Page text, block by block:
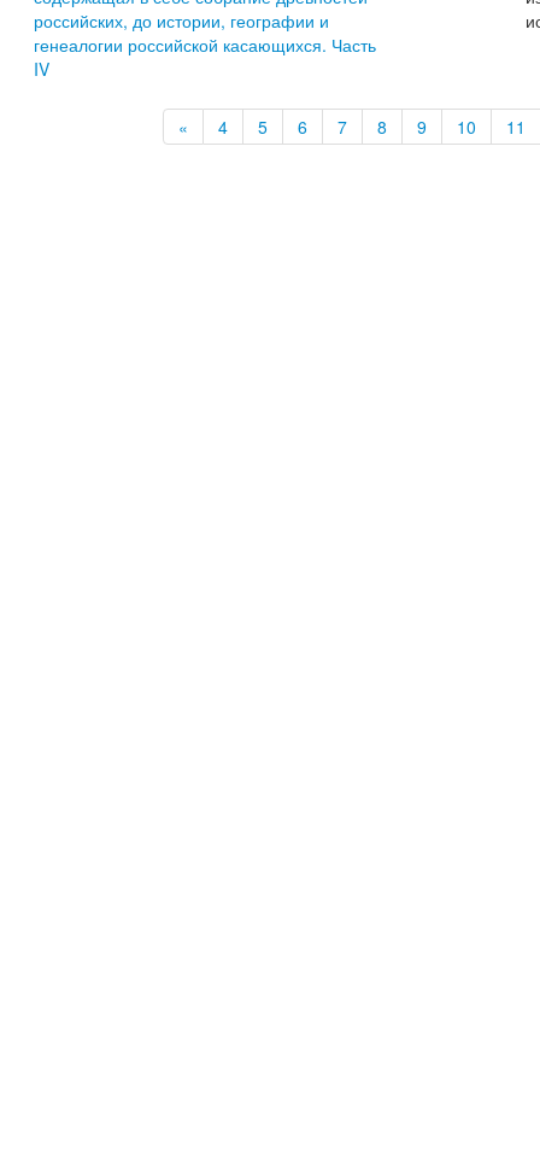
российских, до истории, географии и
генеалогии российской касающихся. Часть
IV
« 4 5 6 7 8 9 10 11